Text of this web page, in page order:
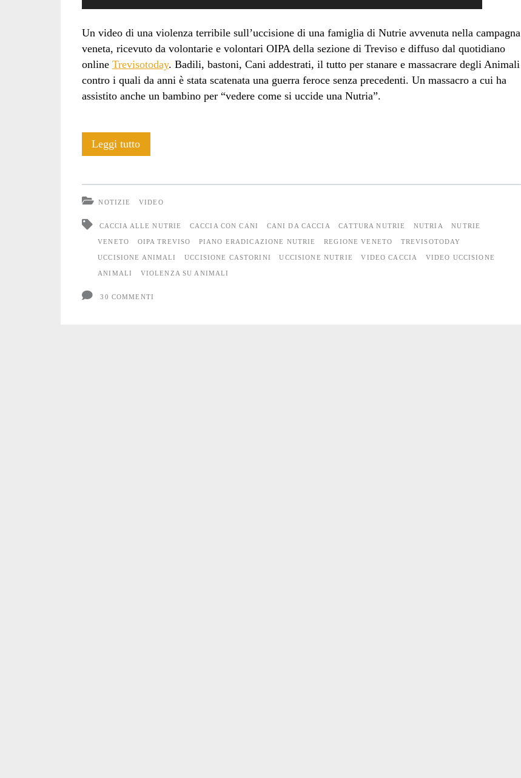
Un video di una violenza terribile sull’uccisione di una famiglia di Nutrie avvenuta nella campagna
veneta, ricevuto da volontarie e volontari OIPA della sezione di Treviso e diffuso dal quotidiano
online Trevisotoday. Badili, bastoni, Cani addestrati, il tutto per stanare e massacrare degli Animali
contro i quali da anni è stata scatenata una guerra feroce senza precedenti. Un massacro a cui ha
assistito anche un bambino per “vedere come si uccide una Nutria”.
Leggi tuttoVideo:
si
uccide
NOTIZIE VIDEO
CACCIA ALLE NUTRIE CACCIA CON CANI CANI DA CACCIA CATTURA NUTRIE NUTRIA NUTRIE
VENETO OIPA TREVISO PIANO ERADICAZIONE NUTRIE REGIONE VENETO TREVISOTODAY
UCCISIONE ANIMALI UCCISIONE CASTORINI UCCISIONE NUTRIE VIDEO CACCIA VIDEO UCCISIONE
ANIMALI VIOLENZA SU ANIMALI
30 COMMENTI